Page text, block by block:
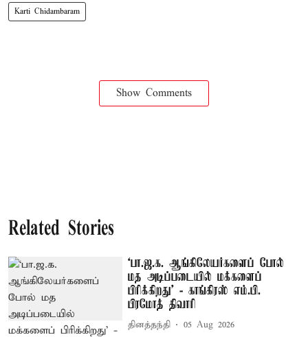
Karti Chidambaram
Show Comments
Related Stories
‘பா.ஜ.க. ஆங்கிலேயர்களைப் போல்
மத அடிப்படையில் மக்களைப்
பிரிக்கிறது’ - காங்கிரஸ் எம்.பி.
பிரமோத் திவாரி
தினத்தந்தி 05 Aug 2026